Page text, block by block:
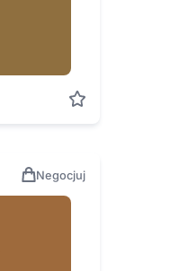
Negocjuj